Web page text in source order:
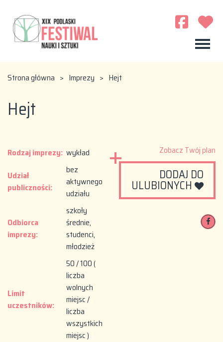
Strona główna > Imprezy > Hejt
Hejt
Rodzaj imprezy: wykład
Udział
publiczności:
bez
aktywnego
udziału
Odbiorca
imprezy:
szkoły
średnie,
studenci,
młodzież
Limit
uczestników:
50 / 100 (
liczba
wolnych
miejsc /
liczba
wszystkich
miejsc )
Zobacz Twój plan
DODAJ DO
ULUBIONYCH